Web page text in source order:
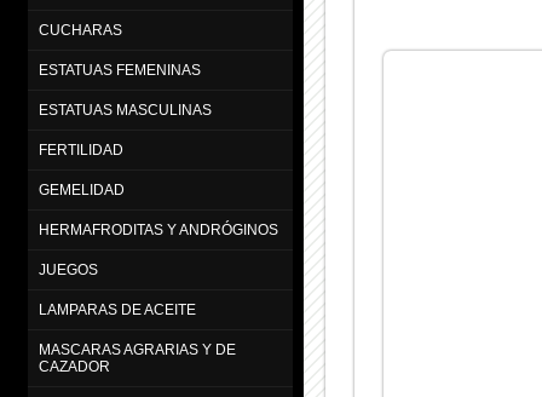
CUCHARAS
ESTATUAS FEMENINAS
ESTATUAS MASCULINAS
FERTILIDAD
GEMELIDAD
HERMAFRODITAS Y ANDRÓGINOS
JUEGOS
LAMPARAS DE ACEITE
MASCARAS AGRARIAS Y DE
CAZADOR